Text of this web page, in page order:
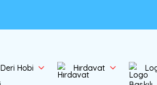
Deri Hobi Hırdavat